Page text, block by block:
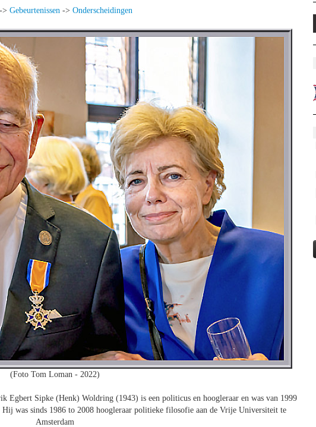
-> Gebeurtenissen -> Onderscheidingen
(Foto Tom Loman - 2022)
Egbert Sipke (Henk) Woldring (1943) is een politicus en hoogleraar en was van 1999
was sinds 1986 to 2008 hoogleraar politieke filosofie aan de Vrije Universiteit te
Amsterdam